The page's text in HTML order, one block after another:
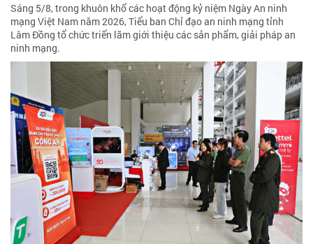
Sáng 5/8, trong khuôn khổ các hoạt động kỷ niệm Ngày An ninh
mạng Việt Nam năm 2026, Tiểu ban Chỉ đạo an ninh mạng tỉnh
Lâm Đồng tổ chức triển lãm giới thiệu các sản phẩm, giải pháp an
ninh mạng.